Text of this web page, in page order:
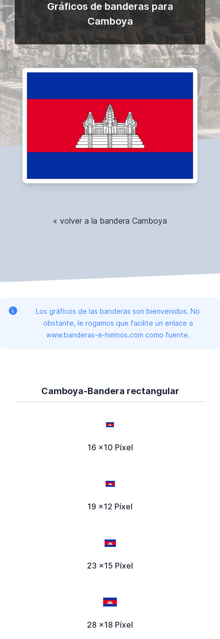
Gráficos de banderas para
Camboya
« volver a la bandera Camboya
Los gráficos de las banderas son bienvenidos. No
obstante, le rogamos que facilite un enlace a
www.banderas-e-himnos.com como fuente.
Camboya-Bandera rectangular
16 x10 Píxel
19 x12 Píxel
23 x15 Píxel
28 x18 Píxel